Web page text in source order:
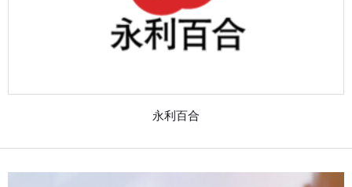
永利百合